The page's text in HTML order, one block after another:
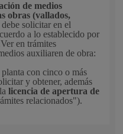
de medios
obras (vallados,
debe solicitar en el
a lo establecido por
en trámites
auxiliaren de obra:
con cinco o más
y obtener, además
licencia de apertura de
relacionados").